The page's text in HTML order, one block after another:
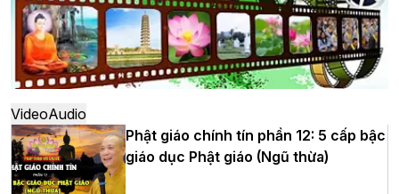
Hà Nội: Ngày tu học cuối cùng khép lại
khóa sinh hoạt Phật pháp mùa hè lần
thứ XIV tại chùa Bằng
Học yêu thương trong ngày tu tập thứ
tư của Khóa sinh hoạt Phật pháp mùa
VideoAudio
Phật giáo chính tín phần 12: 5 cấp bậc
giáo dục Phật giáo (Ngũ thừa)